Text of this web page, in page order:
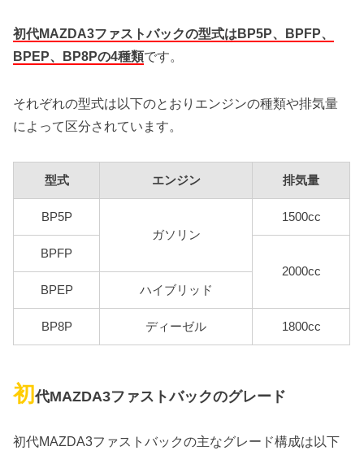
初代MAZDA3ファストバックの型式はBP5P、BPFP、
BPEP、BP8Pの4種類です。
それぞれの型式は以下のとおりエンジンの種類や排気量
によって区分されています。
型式 エンジン 排気量
BP5P
ガソリン
1500cc
BPFP
2000cc
BPEP
ハイブリッド
BP8P ディーゼル 1800cc
初代MAZDA3ファストバックのグレード
初代MAZDA3ファストバックの主なグレード構成は以下